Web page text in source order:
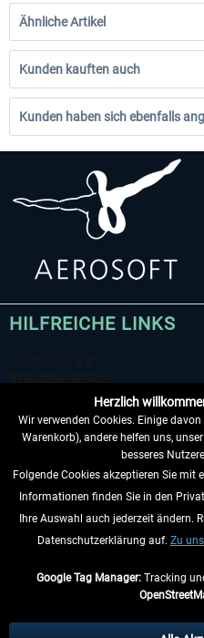
Ähnliche Artikel
Kunden kauften auch
Kunden haben sich ebenfalls
HILFREICHE LINKS
VERTRAG WIDERRUFEN
INFORMATIONEN
Herzlich
Wir verwenden Cookies. Einige
Warenkorb), andere helfen uns,
besseres
Folgende Cookies akzeptieren Sie mit
Informationen finden Sie in den
Ihre Auswahl auch jederzeit ändern.
Datenschutzerklärung auf. Zu
Google Tag Manager:Tracking